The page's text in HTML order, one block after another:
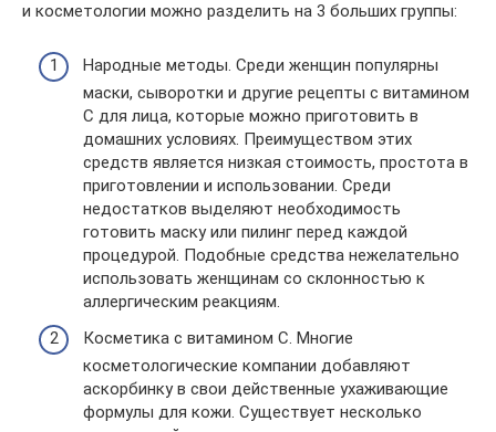
и косметологии можно разделить на 3 больших группы:
Народные методы. Среди женщин популярны
маски, сыворотки и другие рецепты с витамином
C для лица, которые можно приготовить в
домашних условиях. Преимуществом этих
средств является низкая стоимость, простота в
приготовлении и использовании. Среди
недостатков выделяют необходимость
готовить маску или пилинг перед каждой
процедурой. Подобные средства нежелательно
использовать женщинам со склонностью к
аллергическим реакциям.
Косметика с витамином С. Многие
косметологические компании добавляют
аскорбинку в свои действенные ухаживающие
формулы для кожи. Существует несколько